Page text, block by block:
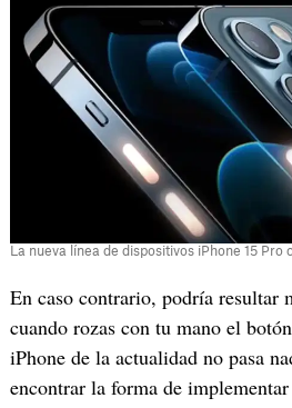
La nueva línea de dispositivos iPhone 15
En caso contrario, podría resultar
cuando rozas con tu mano el
iPhone de la actualidad no pasa
encontrar la forma de